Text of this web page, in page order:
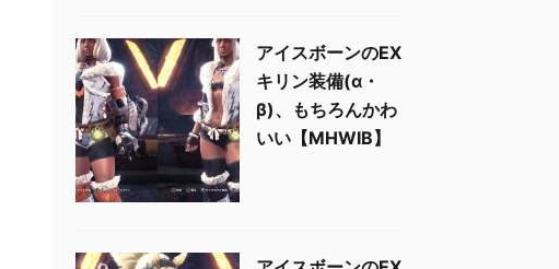
アイスボーンのEX
キリン装備(α・
β)、もちろんかわ
いい【MHWIB】